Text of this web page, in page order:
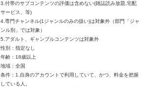
3.付帯のサブコンテンツの評価は含めない(雑誌読み放題,宅配
サービス、等)
4.専門チャンネル(1ジャンルのみの扱い)は対象外（部門「ジャ
ンル別」では対象）
5.アダルト、ギャンブルコンテンツは対象外
性別：指定なし
年齢：18歳以上
地域：全国
条件：1.自身のアカウントで利用していて、かつ、料金を把握
している人。